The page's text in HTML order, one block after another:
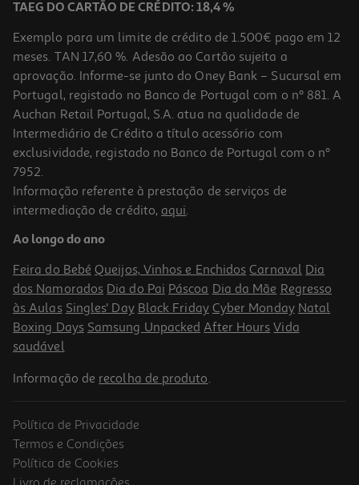
Desodorizante Roc Keops Roll On Sensitive 30ml
466.33 €/Lt
13,99 €
TAEG DO CARTÃO DE CRÉDITO: 18,4 %
Exemplo para um limite de crédito de 1.500€ pago em 12
meses. TAN 17,60 %. Adesão ao Cartão sujeita a
aprovação. Informe-se junto do Oney Bank – Sucursal em
Portugal, registado no Banco de Portugal com o nº 881. A
Auchan Retail Portugal, S.A. atua na qualidade de
Intermediário de Crédito a título acessório com
exclusividade, registado no Banco de Portugal com o nº
7952.
Informação referente à prestação de serviços de
intermediação de crédito, aqui.
Ao longo do ano
Feira do Bebé Queijos, Vinhos e Enchidos Carnaval Dia
dos Namorados Dia do Pai Páscoa Dia da Mãe Regresso
às Aulas Singles' Day Black Friday Cyber Monday Natal
Boxing Days Samsung Unpacked After Hours Vida
saudável
Informação de recolha de produto.
Política de Privacidade
Termos e Condições
Política de Cookies
Livro de reclamações